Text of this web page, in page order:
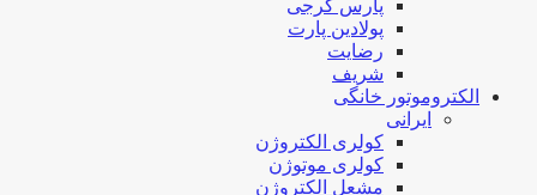
پارس گرجی
پولادین پارت
رضایت
شریف
الکتروموتور خانگی
ایرانی
کولری الکتروژن
کولری موتوژن
مشعل الکتروژن